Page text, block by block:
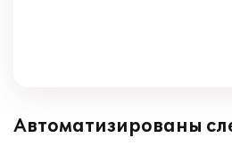
Автоматизированы